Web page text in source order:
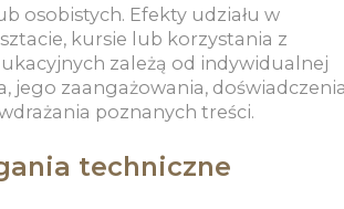
osobistych. Efekty udziału w
kursie lub korzystania z
zależą od indywidualnej
jego zaangażowania,
poznanych treści.
techniczne